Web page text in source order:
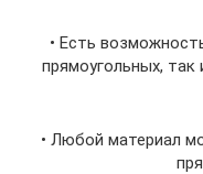
• Есть
прямоугольных,
• Любой материал